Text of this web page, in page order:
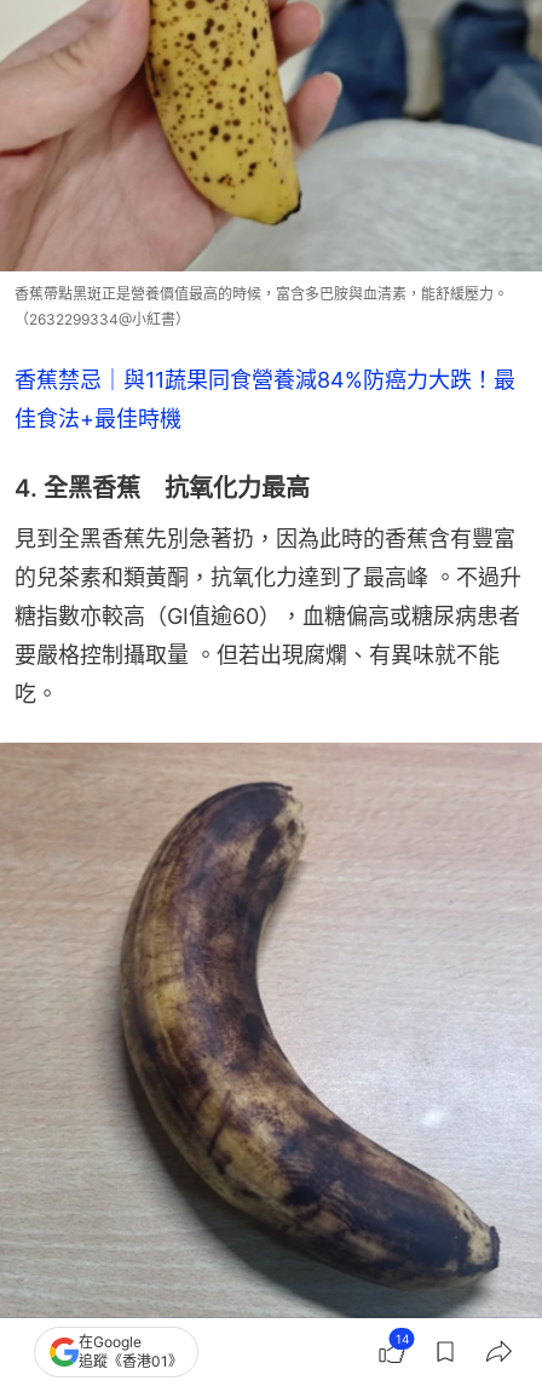
香蕉帶點黑斑正是營養價值最高的時候，富含多巴胺與血清素，能舒緩壓力。
（2632299334@小紅書）
香蕉禁忌｜與11蔬果同食營養減84%防癌力大跌！最
佳食法+最佳時機
4. 全黑香蕉 抗氧化力最高
見到全黑香蕉先別急著扔，因為此時的香蕉含有豐富
的兒茶素和類黃酮，抗氧化力達到了最高峰 。不過升
糖指數亦較高（GI值逾60），血糖偏高或糖尿病患者
要嚴格控制攝取量 。但若出現腐爛、有異味就不能
吃。
全黑香蕉含有豐富的兒茶素和類黃酮，抗氧化力達到了最高峰 。
在Google
追蹤《香港01》
14